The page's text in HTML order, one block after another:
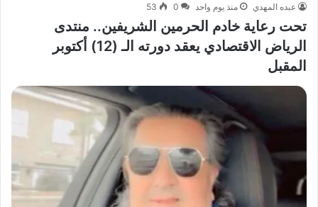
عبده المهدي منذ يوم واحد 0
53
تحت رعاية خادم الحرمين الشريفين.. منتدى
الرياض الاقتصادي يعقد دورته الـ (12) أكتوبر
المقبل